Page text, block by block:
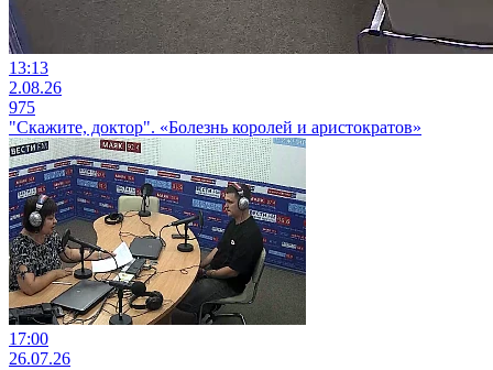
13:13
2.08.26
975
"Скажите, доктор". «Болезнь королей и аристократов»
17:00
26.07.26